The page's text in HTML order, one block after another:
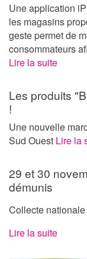
Une application
les magasins
geste permet de
consommateurs
Lire la suite
Les produits
!
Une nouvelle
Sud Ouest Lire la
29 et 30
démunis
Collecte
Lire la suite